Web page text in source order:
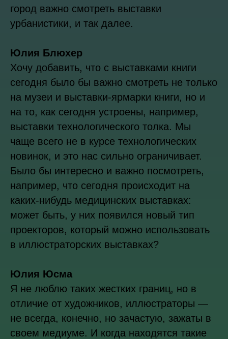
город важно смотреть выставки
урбанистики, и так далее.
Юлия Блюхер
Хочу добавить, что с выставками книги
сегодня было бы важно смотреть не только
на музеи и выставки-ярмарки книги, но и
на то, как сегодня устроены, например,
выставки технологического толка. Мы
чаще всего не в курсе технологических
новинок, и это нас сильно ограничивает.
Было бы интересно и важно посмотреть,
например, что сегодня происходит на
каких-нибудь медицинских выставках:
может быть, у них появился новый тип
проекторов, который можно использовать
в иллюстраторских выставках?
Юлия Юсма
Я не люблю таких жестких границ, но в
отличие от художников, иллюстраторы —
не всегда, конечно, но зачастую, зажаты в
своем медиуме. И когда находятся такие